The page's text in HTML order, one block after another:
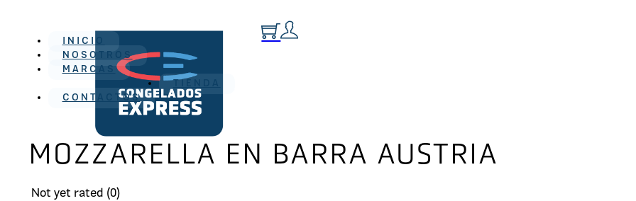
INICIO
NOSOTROS
MARCAS
TIENDA
CONTACTOS
MOZZARELLA EN BARRA AUSTRIA
Not yet rated (0)